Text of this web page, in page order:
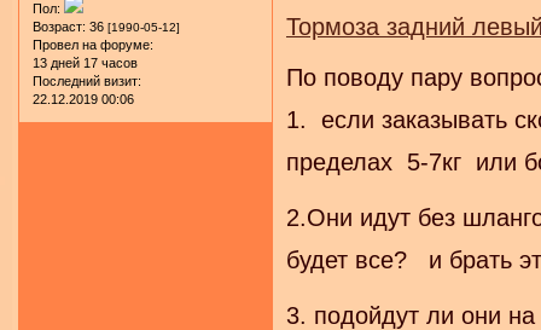
Пол:
Возраст: 36 [1990-05-12]
Провел на форуме:
13 дней 17 часов
Последний визит:
22.12.2019 00:06
Тормоза задний
По поводу пару
1. если заказывать
пределах 5-7кг или
2.Они идут без
будет все? и брать
3. подойдут ли они